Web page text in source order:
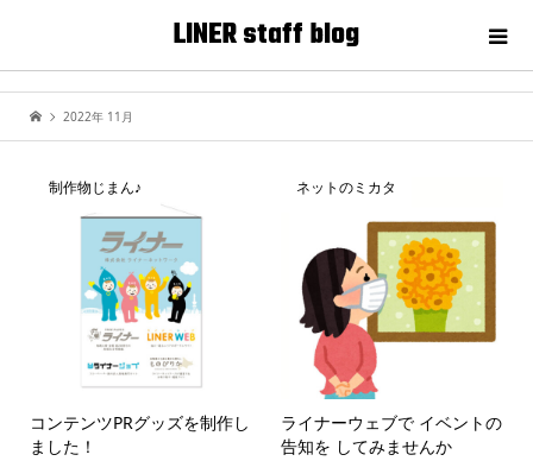
LINER staff blog
2022年 11月
制作物じまん♪
コンテンツPRグッズを制作し
ました！
ネットのミカタ
ライナーウェブで イベントの
告知を してみませんか